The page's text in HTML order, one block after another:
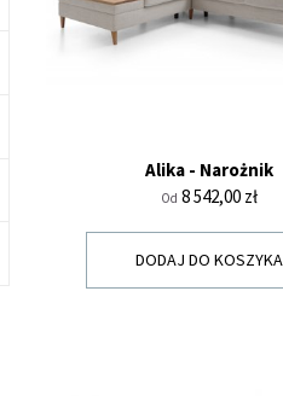
Alika - Narożnik
Od Cena
8 542,00 zł
DODAJ DO KOSZYKA